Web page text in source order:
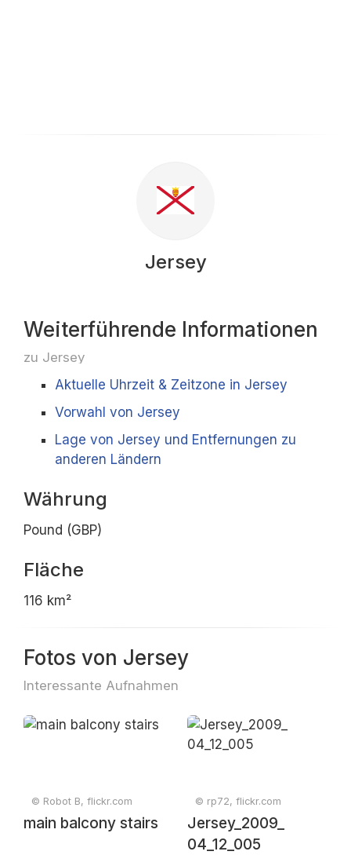
Jersey
Weiterführende Informationen
zu Jersey
Aktuelle Uhrzeit & Zeitzone in Jersey
Vorwahl von Jersey
Lage von Jersey und Entfernungen zu
anderen Ländern
Währung
Pound (GBP)
Fläche
116 km²
Fotos von Jersey
Interessante Aufnahmen
© Robot B, flickr.com
main balcony stairs
© rp72, flickr.com
Jersey_2009_
04_12_005